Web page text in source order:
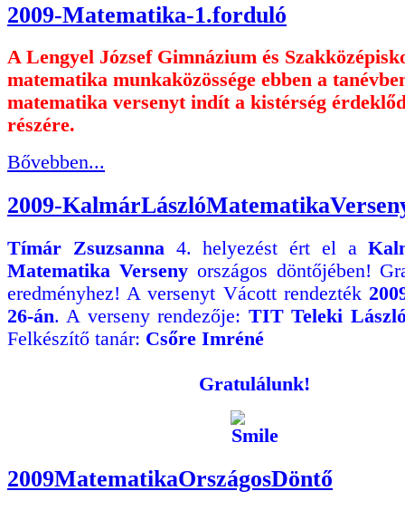
2009-Matematika-1.forduló
A Lengyel József Gimnázium és
matematika munkaközössége ebben a
matematika versenyt indít a kistérség
részére.
Bővebben...
2009-
Tímár Zsuzsanna4. helyezést ért el a
Matematika Versenyországos döntőjében!
eredményhez! A versenyt Vácott rendezték
26-án. A verseny rendezője: TIT Teleki
Felkészítő tanár: Csőre Imréné
Gratulálunk!
2009MatematikaOrszágosDöntő